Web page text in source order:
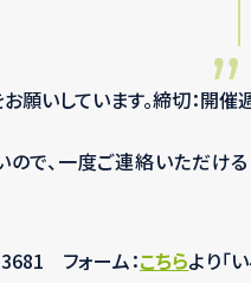
願いしています。締切：開催
で、一度ご連絡いただけ
フォーム：こちらより「